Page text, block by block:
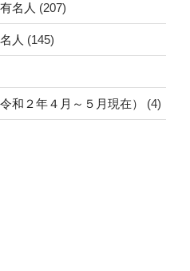
名人 (207)
人 (145)
和２年４月～５月現在） (4)